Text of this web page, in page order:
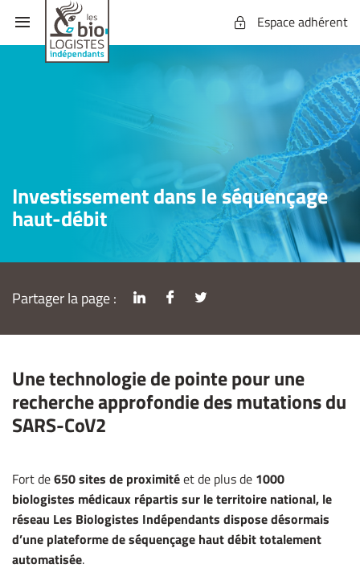
Espace adhérent
Investissement dans le séquençage
haut-débit
Partager la page :
Une technologie de pointe pour une
recherche approfondie des mutations du
SARS-CoV2
Fort de650 sites de proximitéet de plus de 1000
biologistes médicaux répartis sur le territoire national, le
réseau Les Biologistes Indépendants dispose désormais
d’une plateforme de séquençage haut débit totalement
automatisée.